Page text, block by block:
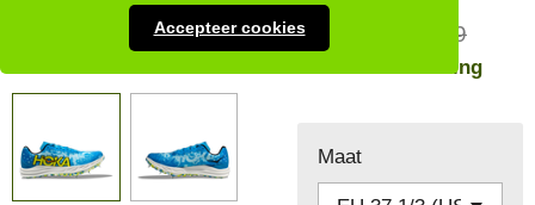
Accepteer cookies€ 80,99 € 89,99
GRATIS verzending
Maat